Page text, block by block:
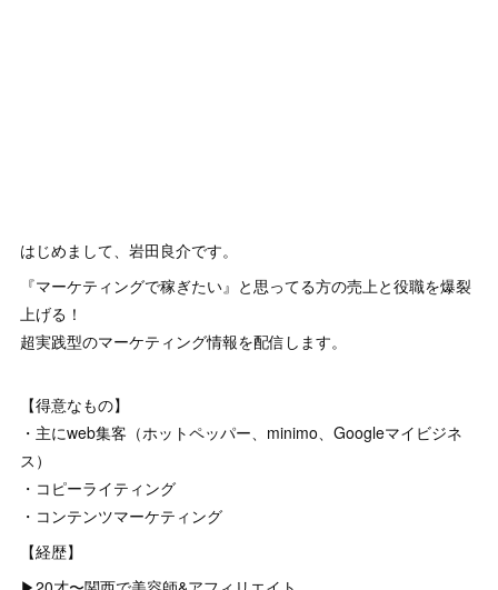
はじめまして、岩田良介です。
『マーケティングで稼ぎたい』と思ってる方の売上と役職を爆裂
上げる！
超実践型のマーケティング情報を配信します。
【得意なもの】
・主にweb集客（ホットペッパー、minimo、Googleマイビジネ
ス）
・コピーライティング
・コンテンツマーケティング
【経歴】